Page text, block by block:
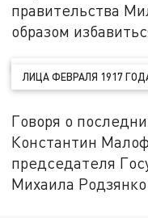
правительства
образом
ЛИЦА ФЕВРАЛЯ 1917
Говоря о
Константин
председателя
Михаила